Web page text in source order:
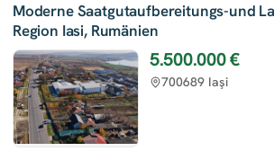
Moderne Saatgutaufbereitungs-und
Region Iasi, Rumänien
5.500.000 €
700689 Iaşi